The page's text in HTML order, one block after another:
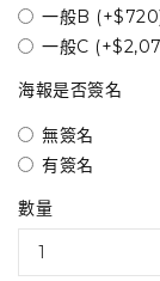
一般B
一般C
海報是否簽名
無簽名
有簽名
數量